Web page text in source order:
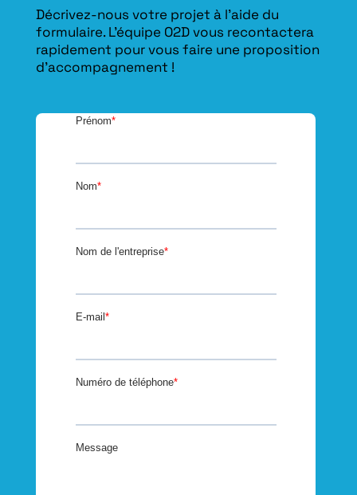
Décrivez-nous votre projet à l’aide du
formulaire. L'équipe O2D vous recontactera
rapidement pour vous faire une proposition
d’accompagnement !